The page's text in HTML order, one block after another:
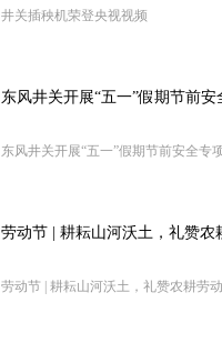
井关插秧机荣登央视视频
东风井关开展“五一”假期节前安
东风井关开展“五一”假期节前安全专
劳动节 | 耕耘山河沃土，礼赞农
劳动节 | 耕耘山河沃土，礼赞农耕劳